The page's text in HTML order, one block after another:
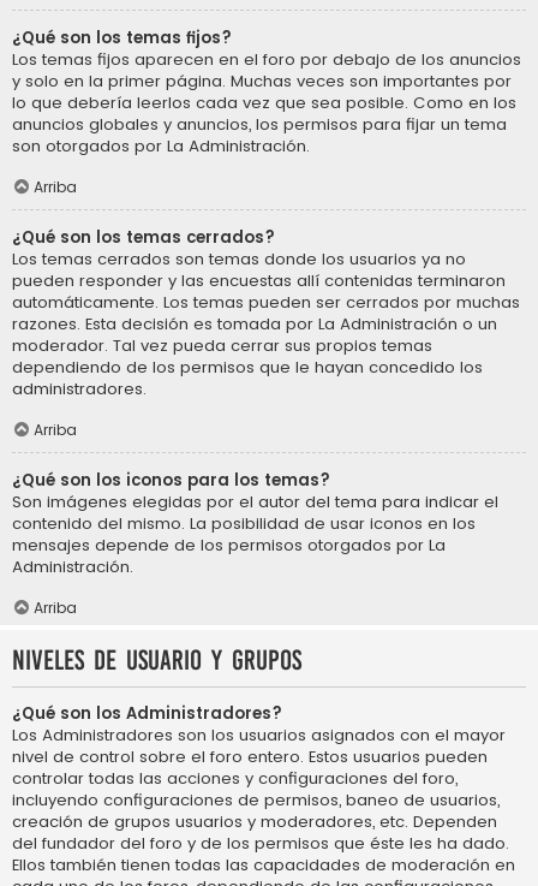
¿Qué son los temas fijos?
Los temas fijos aparecen en el foro por debajo de los anuncios
y solo en la primer página. Muchas veces son importantes por
lo que debería leerlos cada vez que sea posible. Como en los
anuncios globales y anuncios, los permisos para fijar un tema
son otorgados por La Administración.
Arriba
¿Qué son los temas cerrados?
Los temas cerrados son temas donde los usuarios ya no
pueden responder y las encuestas allí contenidas terminaron
automáticamente. Los temas pueden ser cerrados por muchas
razones. Esta decisión es tomada por La Administración o un
moderador. Tal vez pueda cerrar sus propios temas
dependiendo de los permisos que le hayan concedido los
administradores.
Arriba
¿Qué son los iconos para los temas?
Son imágenes elegidas por el autor del tema para indicar el
contenido del mismo. La posibilidad de usar iconos en los
mensajes depende de los permisos otorgados por La
Administración.
Arriba
Niveles de usuario y grupos
¿Qué son los Administradores?
Los Administradores son los usuarios asignados con el mayor
nivel de control sobre el foro entero. Estos usuarios pueden
controlar todas las acciones y configuraciones del foro,
incluyendo configuraciones de permisos, baneo de usuarios,
creación de grupos usuarios y moderadores, etc. Dependen
del fundador del foro y de los permisos que éste les ha dado.
Ellos también tienen todas las capacidades de moderación en